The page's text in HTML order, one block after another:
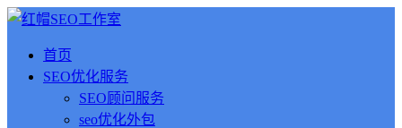
首页
SEO优化服务
SEO顾问服务
seo优化外包